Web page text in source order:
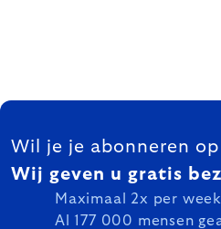
FOOTER
Wil je je abonneren
Wij geven u gratis
Maximaal 2x per week
Al 177 000 mensen